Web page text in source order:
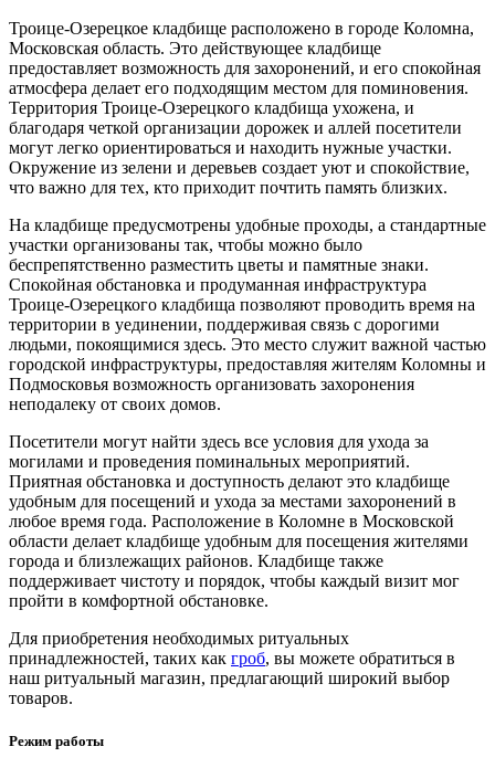
Троице-Озерецкое кладбище расположено в городе Коломна,
Московская область. Это действующее кладбище
предоставляет возможность для захоронений, и его спокойная
атмосфера делает его подходящим местом для поминовения.
Территория Троице-Озерецкого кладбища ухожена, и
благодаря четкой организации дорожек и аллей посетители
могут легко ориентироваться и находить нужные участки.
Окружение из зелени и деревьев создает уют и спокойствие,
что важно для тех, кто приходит почтить память близких.
На кладбище предусмотрены удобные проходы, а стандартные
участки организованы так, чтобы можно было
беспрепятственно разместить цветы и памятные знаки.
Спокойная обстановка и продуманная инфраструктура
Троице-Озерецкого кладбища позволяют проводить время на
территории в уединении, поддерживая связь с дорогими
людьми, покоящимися здесь. Это место служит важной частью
городской инфраструктуры, предоставляя жителям Коломны и
Подмосковья возможность организовать захоронения
неподалеку от своих домов.
Посетители могут найти здесь все условия для ухода за
могилами и проведения поминальных мероприятий.
Приятная обстановка и доступность делают это кладбище
удобным для посещений и ухода за местами захоронений в
любое время года. Расположение в Коломне в Московской
области делает кладбище удобным для посещения жителями
города и близлежащих районов. Кладбище также
поддерживает чистоту и порядок, чтобы каждый визит мог
пройти в комфортной обстановке.
Для приобретения необходимых ритуальных
принадлежностей, таких как гроб, вы можете обратиться в
наш ритуальный магазин, предлагающий широкий выбор
товаров.
Режим работы